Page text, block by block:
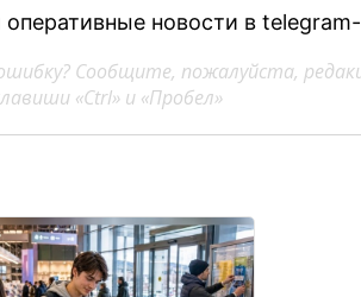
новости в
Сообщите, пожалуйста,
«Ctrl» и «Пробел»